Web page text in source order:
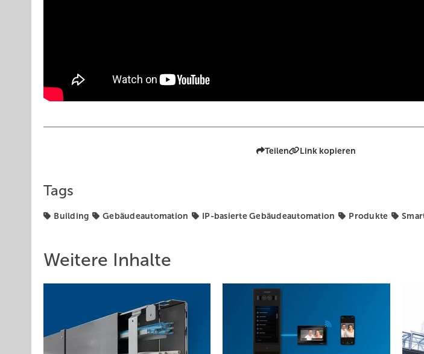
Teilen Link kopieren
Tags
Building Gebäudeautomation IP-basierte Gebäudeautomation Produkte
Weitere Inhalte